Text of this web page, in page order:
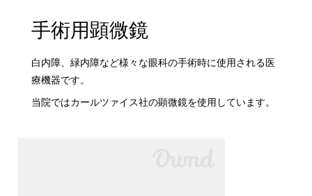
手術用顕微鏡
白内障、緑内障など様々な眼科の手術時に使用される医
療機器です。
当院ではカールツァイス社の顕微鏡を使用しています。